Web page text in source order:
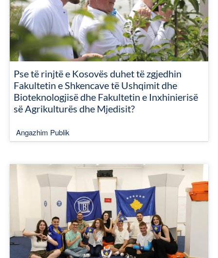
Pse të rinjtë e Kosovës duhet të zgjedhin
Fakultetin e Shkencave të Ushqimit dhe
Bioteknologjisë dhe Fakultetin e Inxhinierisë
së Agrikulturës dhe Mjedisit?
Angazhim Publik